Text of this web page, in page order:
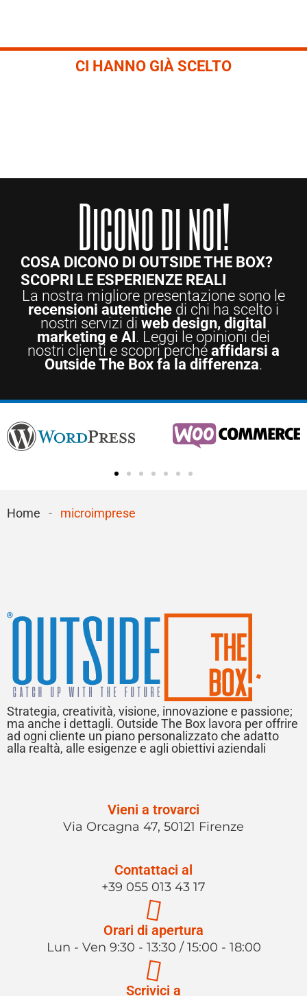
CI HANNO GIÀ SCELTO
Dicono di noi!
COSA DICONO DI OUTSIDE THE BOX?
SCOPRI LE ESPERIENZE REALI
La nostra migliore presentazione sono le
recensioni autentiche di chi ha scelto i
nostri servizi di web design, digital
marketing e AI. Leggi le opinioni dei
nostri clienti e scopri perché affidarsi a
Outside The Box fa la differenza.
Home - microimprese
Strategia, creatività, visione, innovazione e passione;
ma anche i dettagli. Outside The Box lavora per offrire
ad ogni cliente un piano personalizzato che adatto
alla realtà, alle esigenze e agli obiettivi aziendali
Vieni a trovarci
Via Orcagna 47, 50121 Firenze
Contattaci al
+39 055 013 43 17
Orari di apertura
Lun - Ven 9:30 - 13:30 / 15:00 - 18:00
Scrivici a